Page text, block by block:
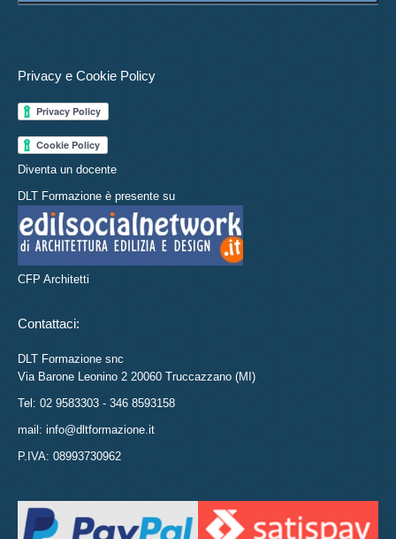
Privacy e Cookie Policy
Diventa un docente
DLT Formazione è presente su
CFP Architetti
Contattaci:
DLT Formazione snc
Via Barone Leonino 2 20060 Truccazzano (MI)
Tel: 02 9583303 - 346 8593158
mail: info@dltformazione.it
P.IVA: 08993730962